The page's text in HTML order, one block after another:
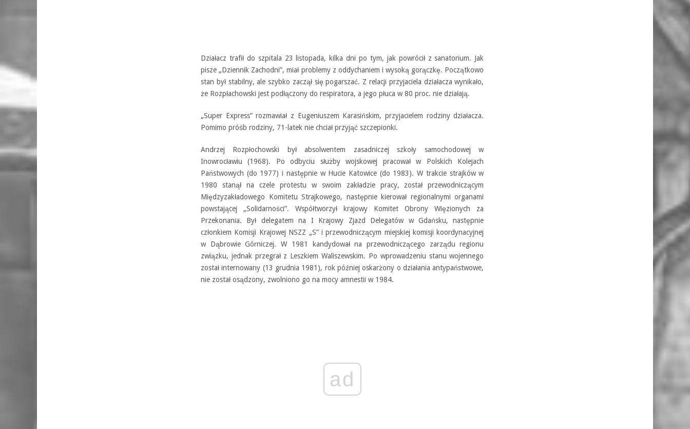
Działacz trafił do szpitala 23 listopada, kilka dni po tym, jak powrócił z sanatorium. Jak
pisze „Dziennik Zachodni”, miał problemy z oddychaniem i wysoką gorączkę. Początkowo
stan był stabilny, ale szybko zaczął się pogarszać. Z relacji przyjaciela działacza wynikało,
że Rozpłachowski jest podłączony do respiratora, a jego płuca w 80 proc. nie działają.
„Super Express” rozmawiał z Eugeniuszem Karasińskim, przyjacielem rodziny działacza.
Pomimo próśb rodziny, 71-latek nie chciał przyjąć szczepionki.
Andrzej Rozpłochowski był absolwentem zasadniczej szkoły samochodowej w
Inowrocławiu (1968). Po odbyciu służby wojskowej pracował w Polskich Kolejach
Państwowych (do 1977) i następnie w Hucie Katowice (do 1983). W trakcie strajków w
1980 stanął na czele protestu w swoim zakładzie pracy, został przewodniczącym
Międzyzakładowego Komitetu Strajkowego, następnie kierował regionalnymi organami
powstającej „Solidarności”. Współtworzył krajowy Komitet Obrony Więzionych za
Przekonania. Był delegatem na I Krajowy Zjazd Delegatów w Gdańsku, następnie
członkiem Komisji Krajowej NSZZ „S” i przewodniczącym miejskiej komisji koordynacyjnej
w Dąbrowie Górniczej. W 1981 kandydował na przewodniczącego zarządu regionu
związku, jednak przegrał z Leszkiem Waliszewskim. Po wprowadzeniu stanu wojennego
został internowany (13 grudnia 1981), rok później oskarżony o działania antypaństwowe,
nie został osądzony, zwolniono go na mocy amnestii w 1984.
ad